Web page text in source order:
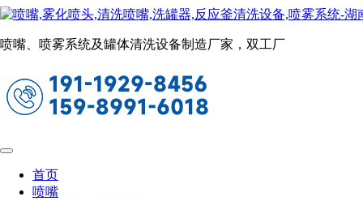
喷嘴、喷雾系统及罐体清洗设备制造厂家，双工厂
首页
喷嘴